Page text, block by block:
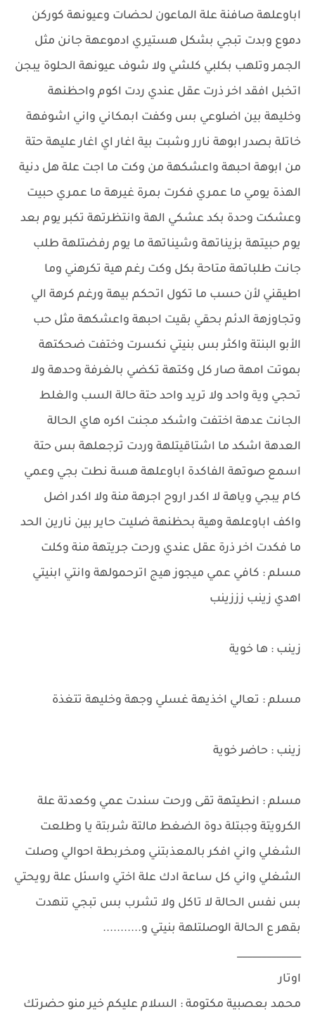
اباوعلهة صافنة علة الماعون لحضات وعيونهة كوركن
دموع وبدت تبجي بشكل هستيري ادموعهة جانن مثل
الجمر وتلهب بكلبي كلشي ولا شوف عيونهة الحلوة يبجن
اتخبل افقد اخر ذرت عقل عندي ردت اكوم واحظنهة
وخليهة بين اضلوعي بس وكفت ابمكاني واني اشوفهة
خاتلة بصدر ابوهة نارر وشبت بية اغار اي اغار عليهة حتة
من ابوهة احبهة واعشكهة من وكت ما اجت علة هل دنية
الهذة يومي ما عمري فكرت بمرة غيرهة ما عمري حبيت
وعشكت وحدة بكد عشكي الهة وانتظرتهة تكبر يوم بعد
يوم حبيتهة بزيناتهة وشيناتهة ما يوم رفضتلهة طلب
جانت طلباتهة متاحة بكل وكت رغم هية تكرهني وما
اطيقني لأن حسب ما تكول اتحكم بيهة ورغم كرهة الي
وتجاوزهة الدئم بحقي بقيت احبهة واعشكهة مثل حب
الأبو البنتة واكثر بس بنيتي نكسرت وختفت ضحكتهة
بموتت امهة صار كل وكتهة تكضي بالغرفة وحدهة ولا
تحجي وية واحد ولا تريد واحد حتة حالة السب والغلط
الجانت عدهة اختفت واشكد مجنت اكره هاي الحالة
العدهة اشكد ما اشتاقيتلهة وردت ترجعلهة بس حتة
اسمع صوتهة الفاكدة اباوعلهة هسة نطت بجي وعمي
كام يبجي وياهة لا اكدر اروح اجرهة منة ولا اكدر اضل
واكف اباوعلهة وهية بحظنهة ضليت حاير بين نارين الحد
ما فكدت اخر ذرة عقل عندي ورحت جريتهة منة وكلت
مسلم : كافي عمي ميجوز هيج اترحمولهة وانتي ابنيتي
اهدي زينب زززينب
زينب : ها خوية
مسلم : تعالي اخذيهة غسلي وجهة وخليهة تتغذة
زينب : حاضر خوية
مسلم : انطيتهة تقى ورحت سندت عمي وكعدتة علة
الكرويتة وجبتلة دوة الضغط مالتة شربتة يا وطلعت
الشغلي واني افكر بالمعذبتني ومخربطة احوالي وصلت
الشغلي واني كل ساعة ادك علة اختي واسئل علة رويحتي
بس نفس الحالة لا تاكل ولا تشرب بس تبجي تنهدت
بقهر ع الحالة الوصلتلهة بنيتي و...........
_____________
اوتار
محمد بعصبية مكتومة : السلام عليكم خير منو حضرتك